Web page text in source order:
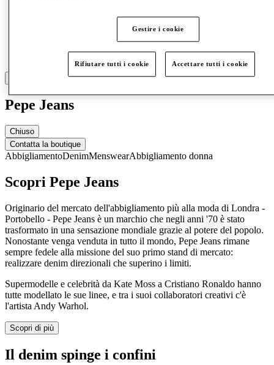
Pepe Jeans
Chiuso
Contatta la boutique
AbbigliamentoDenimMenswearAbbigliamento donna
Scopri Pepe Jeans
Originario del mercato dell'abbigliamento più alla moda di Londra -
Portobello - Pepe Jeans è un marchio che negli anni '70 è stato
trasformato in una sensazione mondiale grazie al potere del popolo.
Nonostante venga venduta in tutto il mondo, Pepe Jeans rimane
sempre fedele alla missione del suo primo stand di mercato:
realizzare denim direzionali che superino i limiti.
Supermodelle e celebrità da Kate Moss a Cristiano Ronaldo hanno
tutte modellato le sue linee, e tra i suoi collaboratori creativi c'è
l'artista Andy Warhol.
Scopri di più
Il denim spinge i confini
Gestire i cookie
Rifiutare tutti i cookie Accettare tutti i cookie